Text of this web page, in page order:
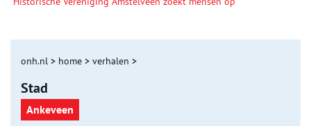
onh.nl > home > verhalen >
Stad
Ankeveen